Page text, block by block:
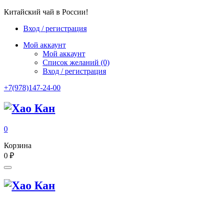
Китайский чай в России!
Вход / регистрация
Мой аккаунт
Мой аккаунт
Список желаний (0)
Вход / регистрация
+7(978)147-24-00
0
Корзина
0 ₽